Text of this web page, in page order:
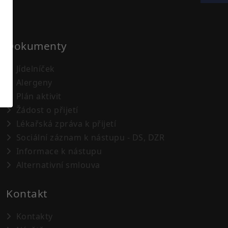
Dokumenty
Jídelníček
Alergeny
Plán aktivit
Žádost o přijetí
Lékařská zpráva k přijetí
Sociální záznam k nástupu - DS, DZR
Informace k nástupu
Alternativní smlouva
Kontakt
Kontakty